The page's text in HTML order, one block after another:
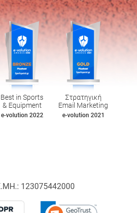
Best in Sports
& Equipment
e-volution 2022
Στρατηγική
Email Marketing
e-volution 2021
123075442000